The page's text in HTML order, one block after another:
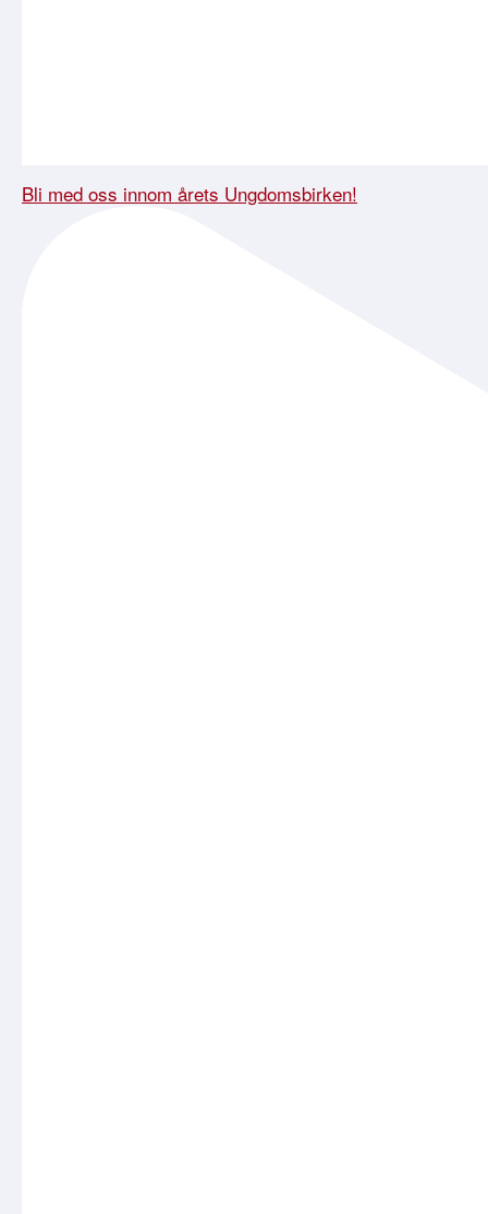
Bli med oss innom årets Ungdomsbirken!